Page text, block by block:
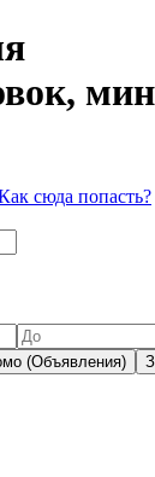
сюда попасть?
(Объявления)